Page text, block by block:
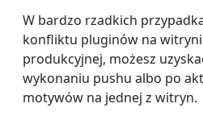
W bardzo rzadkich
konfliktu pluginów na
produkcyjnej, możesz
wykonaniu pushu albo po
motywów na jednej z witryn.